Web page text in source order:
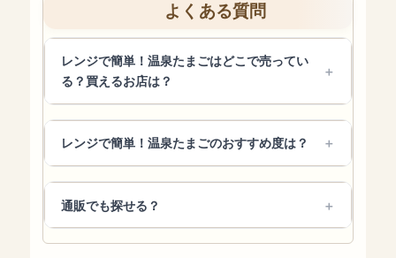
よくある質問
レンジで簡単！温泉たまごはどこで売ってい
る？買えるお店は？
レンジで簡単！温泉たまごのおすすめ度は？
通販でも探せる？